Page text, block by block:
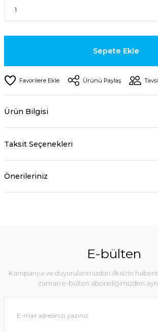
Sepete Ekle
Ürünü Paylaş
Ürün Bilgisi
Taksit Seçenekleri
Önerileriniz
E-bülten
Kampanya ve duyurularımızdan ilk sizin
zaman e-bülten aboneliğimizden